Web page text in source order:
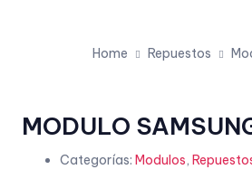
Home Repuestos
MODULO
Categorías: Modulos,